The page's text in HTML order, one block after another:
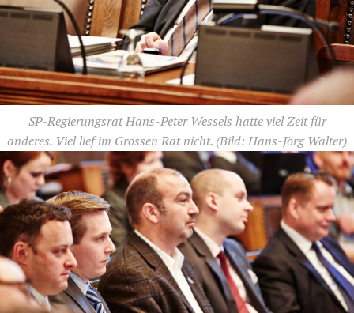
SP-Regierungsrat Hans-Peter Wessels hatte viel Zeit für
anderes. Viel lief im Grossen Rat nicht. (Bild: Hans-Jörg Walter)